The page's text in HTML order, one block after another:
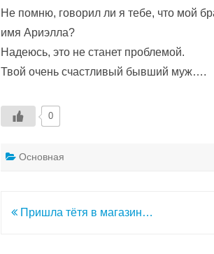
Не помню, говорил ли я тебе, что мой
имя Ариэлла?
Надеюсь, это не станет проблемой.
Твой очень счастливый бывший муж….
0
Основная
Навигация
Пришла тётя в магазин…